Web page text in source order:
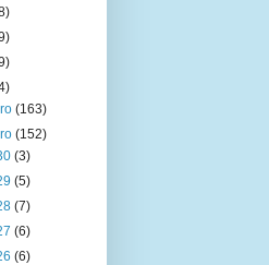
(163)
(152)
(3)
(5)
(7)
(6)
(6)